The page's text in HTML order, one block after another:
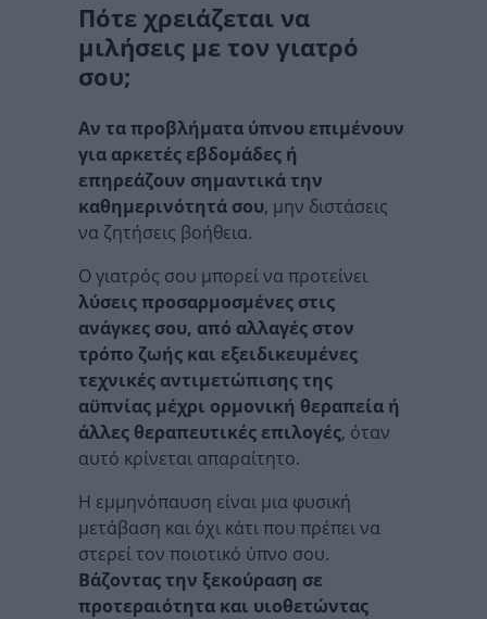
Πότε χρειάζεται να
μιλήσεις με τον γιατρό
σου;
Αν τα προβλήματα ύπνου επιμένουν
για αρκετές εβδομάδες ή
επηρεάζουν σημαντικά την
καθημερινότητά σου, μην διστάσεις
να ζητήσεις βοήθεια.
Ο γιατρός σου μπορεί να προτείνει
λύσεις προσαρμοσμένες στις
ανάγκες σου, από αλλαγές στον
τρόπο ζωής και εξειδικευμένες
τεχνικές αντιμετώπισης της
αϋπνίας μέχρι ορμονική θεραπεία ή
άλλες θεραπευτικές επιλογές, όταν
αυτό κρίνεται απαραίτητο.
Η εμμηνόπαυση είναι μια φυσική
μετάβαση και όχι κάτι που πρέπει να
στερεί τον ποιοτικό ύπνο σου.
Βάζοντας την ξεκούραση σε
προτεραιότητα και υιοθετώντας